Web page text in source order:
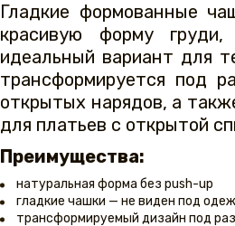
Гладкие формованные
красивую форму
идеальный вариант для
трансформируется под
открытых нарядов, а
для платьев с открытой
Преимущества:
натуральная форма без push-up
гладкие чашки — не виден под
трансформируемый дизайн под